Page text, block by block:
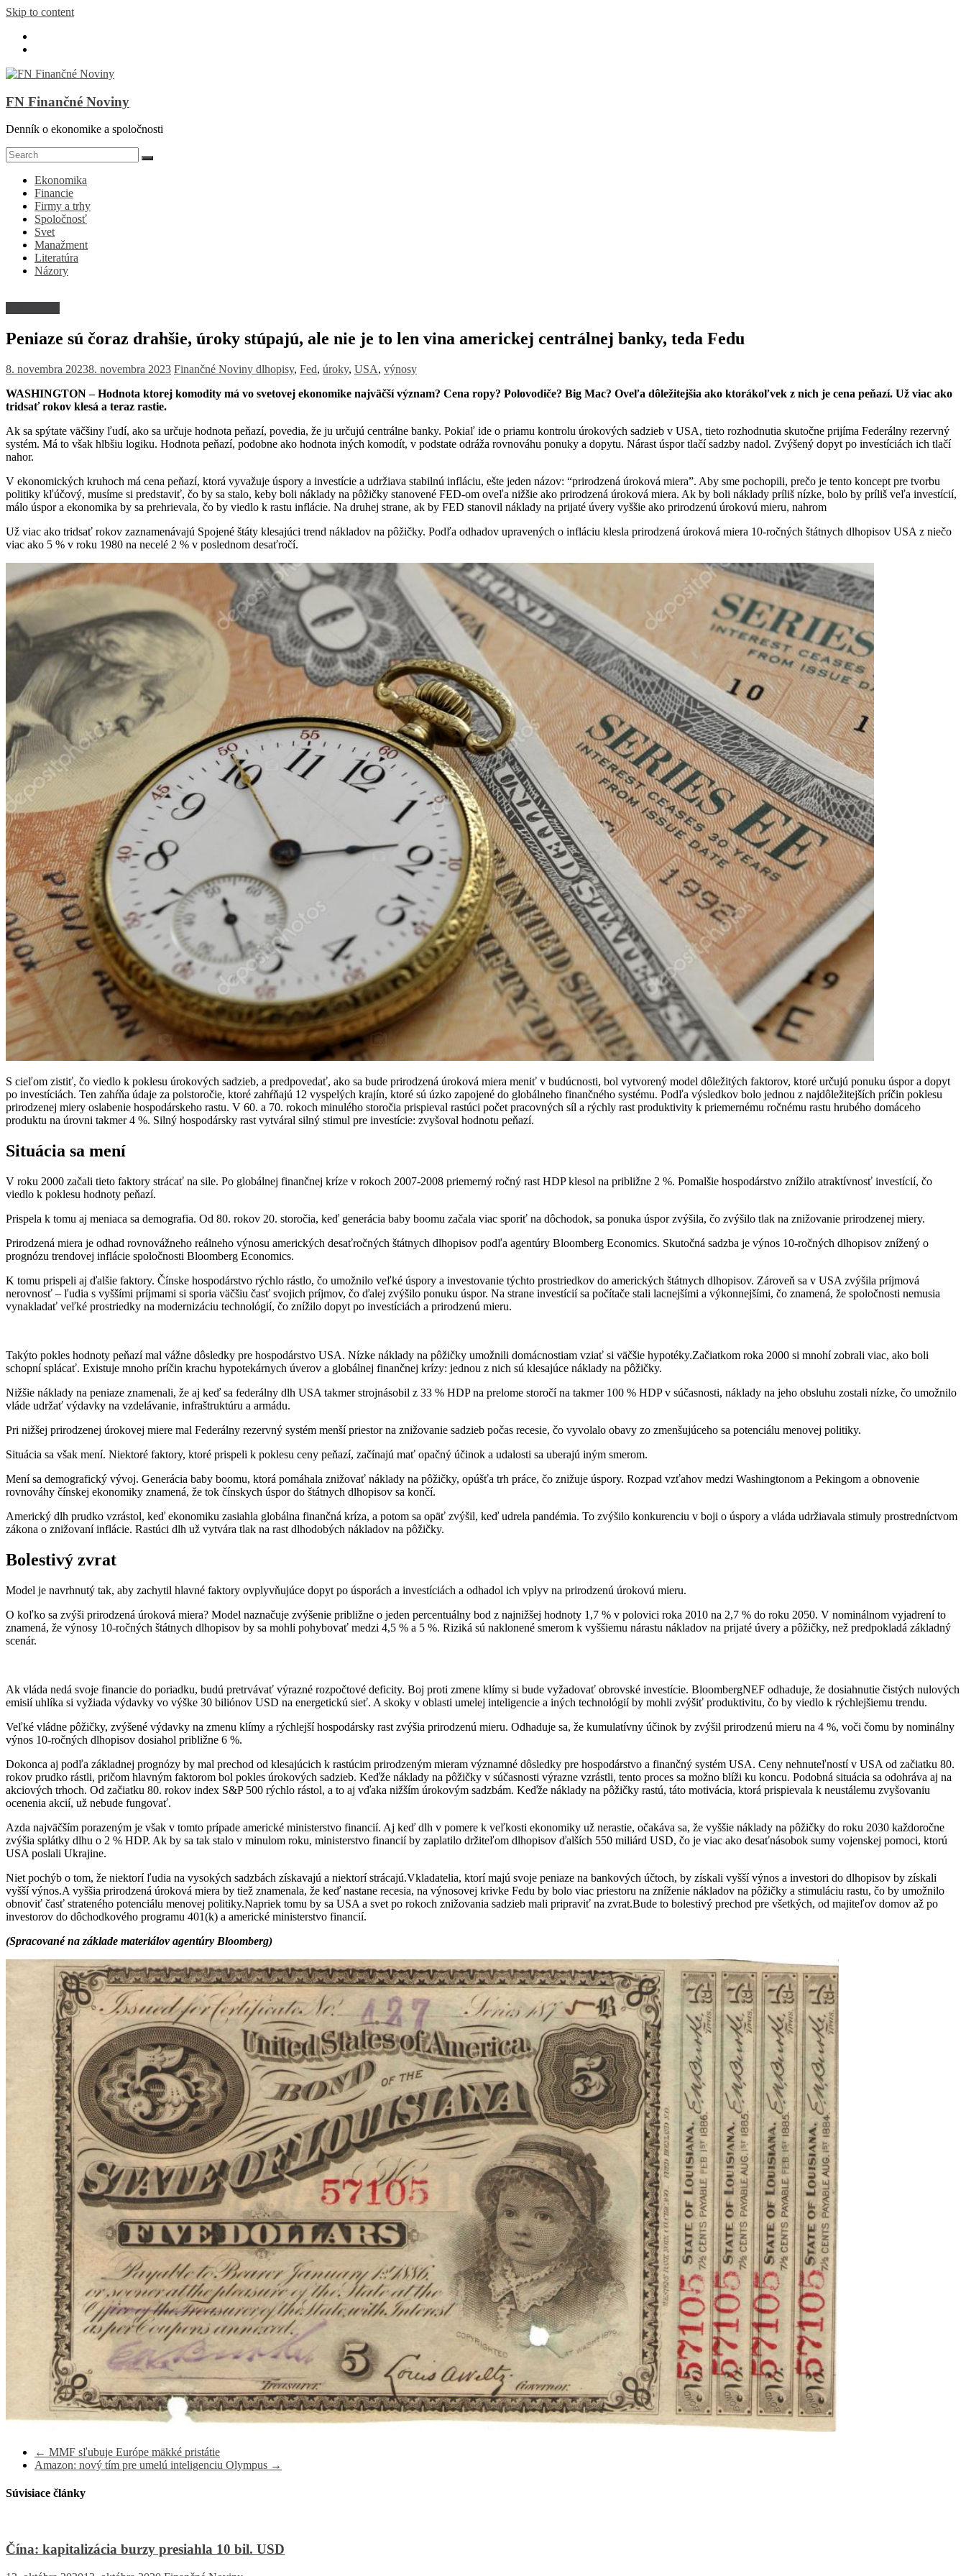
Skip to content
FN Finančné Noviny
Denník o ekonomike a spoločnosti
Ekonomika
Financie
Firmy a trhy
Spoločnosť
Svet
Manažment
Literatúra
Názory
Peniaze sú čoraz drahšie, úroky stúpajú, ale nie je to len vina americkej centrálnej banky, teda Fedu
8. novembra 20238. novembra 2023 Finančné Noviny dlhopisy, Fed, úroky, USA, výnosy
WASHINGTON – Hodnota ktorej komodity má vo svetovej ekonomike najväčší význam? Cena ropy? Polovodiče? Big Mac? Oveľa dôležitejšia ako ktorákoľvek z nich je cena peňazí. Už viac ako
tridsať rokov klesá a teraz rastie.
Ak sa spýtate väčšiny ľudí, ako sa určuje hodnota peňazí, povedia, že ju určujú centrálne banky. Pokiaľ ide o priamu kontrolu úrokových sadzieb v USA, tieto rozhodnutia skutočne prijíma Federálny rezervný
systém. Má to však hlbšiu logiku. Hodnota peňazí, podobne ako hodnota iných komodít, v podstate odráža rovnováhu ponuky a dopytu. Nárast úspor tlačí sadzby nadol. Zvýšený dopyt po investíciách ich tlačí
nahor.
V ekonomických kruhoch má cena peňazí, ktorá vyvažuje úspory a investície a udržiava stabilnú infláciu, ešte jeden názov: “prirodzená úroková miera”. Aby sme pochopili, prečo je tento koncept pre tvorbu
politiky kľúčový, musíme si predstaviť, čo by sa stalo, keby boli náklady na pôžičky stanovené FED-om oveľa nižšie ako prirodzená úroková miera. Ak by boli náklady príliš nízke, bolo by príliš veľa investícií,
málo úspor a ekonomika by sa prehrievala, čo by viedlo k rastu inflácie. Na druhej strane, ak by FED stanovil náklady na prijaté úvery vyššie ako prirodzenú úrokovú mieru, nahrom
Už viac ako tridsať rokov zaznamenávajú Spojené štáty klesajúci trend nákladov na pôžičky. Podľa odhadov upravených o infláciu klesla prirodzená úroková miera 10-ročných štátnych dlhopisov USA z niečo
viac ako 5 % v roku 1980 na necelé 2 % v poslednom desaťročí.
S cieľom zistiť, čo viedlo k poklesu úrokových sadzieb, a predpovedať, ako sa bude prirodzená úroková miera meniť v budúcnosti, bol vytvorený model dôležitých faktorov, ktoré určujú ponuku úspor a dopyt
po investíciách. Ten zahŕňa údaje za polstoročie, ktoré zahŕňajú 12 vyspelých krajín, ktoré sú úzko zapojené do globálneho finančného systému. Podľa výsledkov bolo jednou z najdôležitejších príčin poklesu
prirodzenej miery oslabenie hospodárskeho rastu. V 60. a 70. rokoch minulého storočia prispieval rastúci počet pracovných síl a rýchly rast produktivity k priemernému ročnému rastu hrubého domáceho
produktu na úrovni takmer 4 %. Silný hospodársky rast vytváral silný stimul pre investície: zvyšoval hodnotu peňazí.
Situácia sa mení
V roku 2000 začali tieto faktory strácať na sile. Po globálnej finančnej kríze v rokoch 2007-2008 priemerný ročný rast HDP klesol na približne 2 %. Pomalšie hospodárstvo znížilo atraktívnosť investícií, čo
viedlo k poklesu hodnoty peňazí.
Prispela k tomu aj meniaca sa demografia. Od 80. rokov 20. storočia, keď generácia baby boomu začala viac sporiť na dôchodok, sa ponuka úspor zvýšila, čo zvýšilo tlak na znižovanie prirodzenej miery.
Prirodzená miera je odhad rovnovážneho reálneho výnosu amerických desaťročných štátnych dlhopisov podľa agentúry Bloomberg Economics. Skutočná sadzba je výnos 10-ročných dlhopisov znížený o
prognózu trendovej inflácie spoločnosti Bloomberg Economics.
K tomu prispeli aj ďalšie faktory. Čínske hospodárstvo rýchlo rástlo, čo umožnilo veľké úspory a investovanie týchto prostriedkov do amerických štátnych dlhopisov. Zároveň sa v USA zvýšila príjmová
nerovnosť – ľudia s vyššími príjmami si sporia väčšiu časť svojich príjmov, čo ďalej zvýšilo ponuku úspor. Na strane investícií sa počítače stali lacnejšími a výkonnejšími, čo znamená, že spoločnosti nemusia
vynakladať veľké prostriedky na modernizáciu technológií, čo znížilo dopyt po investíciách a prirodzenú mieru.
Takýto pokles hodnoty peňazí mal vážne dôsledky pre hospodárstvo USA. Nízke náklady na pôžičky umožnili domácnostiam vziať si väčšie hypotéky.Začiatkom roka 2000 si mnohí zobrali viac, ako boli
schopní splácať. Existuje mnoho príčin krachu hypotekárnych úverov a globálnej finančnej krízy: jednou z nich sú klesajúce náklady na pôžičky.
Nižšie náklady na peniaze znamenali, že aj keď sa federálny dlh USA takmer strojnásobil z 33 % HDP na prelome storočí na takmer 100 % HDP v súčasnosti, náklady na jeho obsluhu zostali nízke, čo umožnilo
vláde udržať výdavky na vzdelávanie, infraštruktúru a armádu.
Pri nižšej prirodzenej úrokovej miere mal Federálny rezervný systém menší priestor na znižovanie sadzieb počas recesie, čo vyvolalo obavy zo zmenšujúceho sa potenciálu menovej politiky.
Situácia sa však mení. Niektoré faktory, ktoré prispeli k poklesu ceny peňazí, začínajú mať opačný účinok a udalosti sa uberajú iným smerom.
Mení sa demografický vývoj. Generácia baby boomu, ktorá pomáhala znižovať náklady na pôžičky, opúšťa trh práce, čo znižuje úspory. Rozpad vzťahov medzi Washingtonom a Pekingom a obnovenie
rovnováhy čínskej ekonomiky znamená, že tok čínskych úspor do štátnych dlhopisov sa končí.
Americký dlh prudko vzrástol, keď ekonomiku zasiahla globálna finančná kríza, a potom sa opäť zvýšil, keď udrela pandémia. To zvýšilo konkurenciu v boji o úspory a vláda udržiavala stimuly prostredníctvom
zákona o znižovaní inflácie. Rastúci dlh už vytvára tlak na rast dlhodobých nákladov na pôžičky.
Bolestivý zvrat
Model je navrhnutý tak, aby zachytil hlavné faktory ovplyvňujúce dopyt po úsporách a investíciách a odhadol ich vplyv na prirodzenú úrokovú mieru.
O koľko sa zvýši prirodzená úroková miera? Model naznačuje zvýšenie približne o jeden percentuálny bod z najnižšej hodnoty 1,7 % v polovici roka 2010 na 2,7 % do roku 2050. V nominálnom vyjadrení to
znamená, že výnosy 10-ročných štátnych dlhopisov by sa mohli pohybovať medzi 4,5 % a 5 %. Riziká sú naklonené smerom k vyššiemu nárastu nákladov na prijaté úvery a pôžičky, než predpokladá základný
scenár.
Ak vláda nedá svoje financie do poriadku, budú pretrvávať výrazné rozpočtové deficity. Boj proti zmene klímy si bude vyžadovať obrovské investície. BloombergNEF odhaduje, že dosiahnutie čistých nulových
emisií uhlíka si vyžiada výdavky vo výške 30 biliónov USD na energetickú sieť. A skoky v oblasti umelej inteligencie a iných technológií by mohli zvýšiť produktivitu, čo by viedlo k rýchlejšiemu trendu.
Veľké vládne pôžičky, zvýšené výdavky na zmenu klímy a rýchlejší hospodársky rast zvýšia prirodzenú mieru. Odhaduje sa, že kumulatívny účinok by zvýšil prirodzenú mieru na 4 %, voči čomu by nominálny
výnos 10-ročných dlhopisov dosiahol približne 6 %.
Dokonca aj podľa základnej prognózy by mal prechod od klesajúcich k rastúcim prirodzeným mieram významné dôsledky pre hospodárstvo a finančný systém USA. Ceny nehnuteľností v USA od začiatku 80.
rokov prudko rástli, pričom hlavným faktorom bol pokles úrokových sadzieb. Keďže náklady na pôžičky v súčasnosti výrazne vzrástli, tento proces sa možno blíži ku koncu. Podobná situácia sa odohráva aj na
akciových trhoch. Od začiatku 80. rokov index S&P 500 rýchlo rástol, a to aj vďaka nižším úrokovým sadzbám. Keďže náklady na pôžičky rastú, táto motivácia, ktorá prispievala k neustálemu zvyšovaniu
ocenenia akcií, už nebude fungovať.
Azda najväčším porazeným je však v tomto prípade americké ministerstvo financií. Aj keď dlh v pomere k veľkosti ekonomiky už nerastie, očakáva sa, že vyššie náklady na pôžičky do roku 2030 každoročne
zvýšia splátky dlhu o 2 % HDP. Ak by sa tak stalo v minulom roku, ministerstvo financií by zaplatilo držiteľom dlhopisov ďalších 550 miliárd USD, čo je viac ako desaťnásobok sumy vojenskej pomoci, ktorú
USA poslali Ukrajine.
Niet pochýb o tom, že niektorí ľudia na vysokých sadzbách získavajú a niektorí strácajú.Vkladatelia, ktorí majú svoje peniaze na bankových účtoch, by získali vyšší výnos a investori do dlhopisov by získali
vyšší výnos.A vyššia prirodzená úroková miera by tiež znamenala, že keď nastane recesia, na výnosovej krivke Fedu by bolo viac priestoru na zníženie nákladov na pôžičky a stimuláciu rastu, čo by umožnilo
obnoviť časť strateného potenciálu menovej politiky.Napriek tomu by sa USA a svet po rokoch znižovania sadzieb mali pripraviť na zvrat.Bude to bolestivý prechod pre všetkých, od majiteľov domov až po
investorov do dôchodkového programu 401(k) a americké ministerstvo financií.
(Spracované na základe materiálov agentúry Bloomberg)
← MMF sľubuje Európe mäkké pristátie
Amazon: nový tím pre umelú inteligenciu Olympus →
Súvisiace články
Čína: kapitalizácia burzy presiahla 10 bil. USD